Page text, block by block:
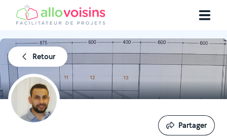
Retour
Partager
Partager